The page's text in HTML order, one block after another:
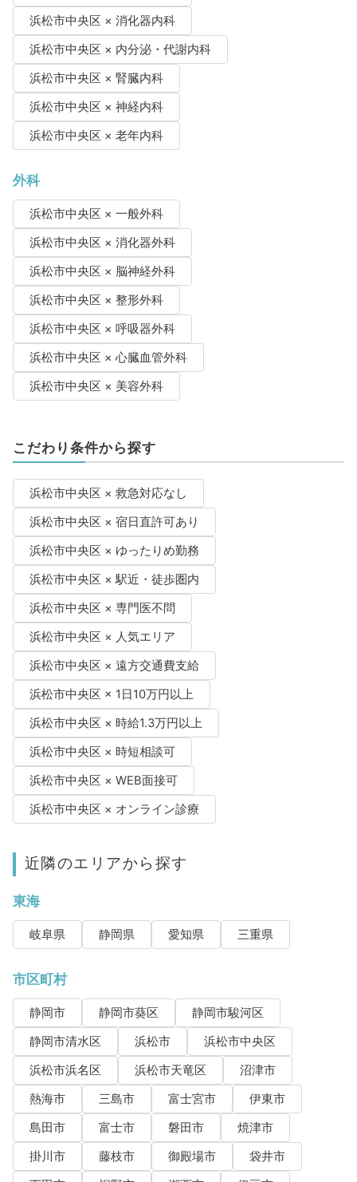
浜松市中央区 × 消化器内科
浜松市中央区 × 内分泌・代謝内科
浜松市中央区 × 腎臓内科
浜松市中央区 × 神経内科
浜松市中央区 × 老年内科
外科
浜松市中央区 × 一般外科
浜松市中央区 × 消化器外科
浜松市中央区 × 脳神経外科
浜松市中央区 × 整形外科
浜松市中央区 × 呼吸器外科
浜松市中央区 × 心臓血管外科
浜松市中央区 × 美容外科
こだわり条件から探す
浜松市中央区 × 救急対応なし
浜松市中央区 × 宿日直許可あり
浜松市中央区 × ゆったりめ勤務
浜松市中央区 × 駅近・徒歩圏内
浜松市中央区 × 専門医不問
浜松市中央区 × 人気エリア
浜松市中央区 × 遠方交通費支給
浜松市中央区 × 1日10万円以上
浜松市中央区 × 時給1.3万円以上
浜松市中央区 × 時短相談可
浜松市中央区 × WEB面接可
浜松市中央区 × オンライン診療
近隣のエリアから探す
東海
岐阜県 静岡県 愛知県 三重県
市区町村
静岡市 静岡市葵区
静岡市駿河区
静岡市清水区
浜松市
浜松市中央区
浜松市浜名区
浜松市天竜区
沼津市
熱海市
三島市 富士宮市
伊東市
島田市
富士市 磐田市
焼津市
掛川市
藤枝市 御殿場市
袋井市